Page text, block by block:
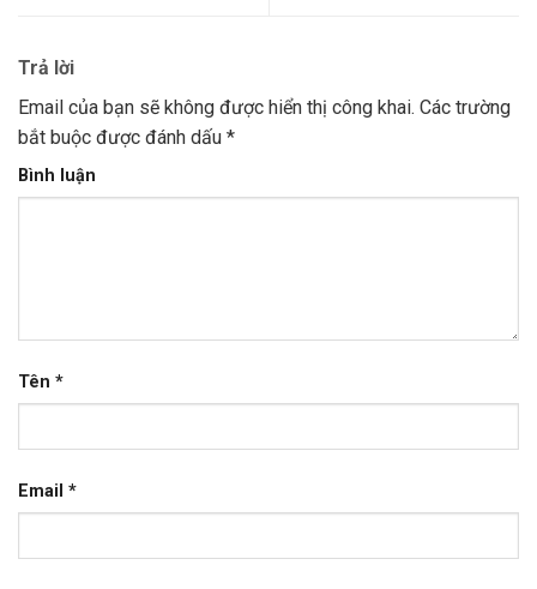
Trả lời
Email của bạn sẽ không được hiển thị công khai. Các trường
bắt buộc được đánh dấu *
Bình luận
Tên *
Email *